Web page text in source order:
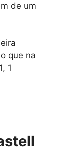
de um
que na
1